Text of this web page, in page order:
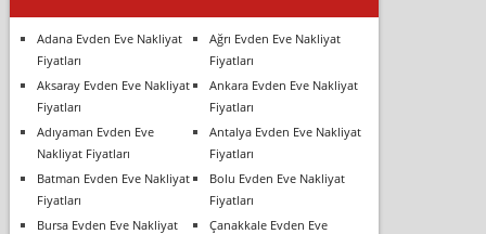
Adana Evden Eve Nakliyat
Fiyatları
Ağrı Evden Eve Nakliyat
Fiyatları
Aksaray Evden Eve Nakliyat
Fiyatları
Ankara Evden Eve Nakliyat
Fiyatları
Adıyaman Evden Eve
Nakliyat Fiyatları
Antalya Evden Eve Nakliyat
Fiyatları
Batman Evden Eve Nakliyat
Fiyatları
Bolu Evden Eve Nakliyat
Fiyatları
Bursa Evden Eve Nakliyat
Çanakkale Evden Eve